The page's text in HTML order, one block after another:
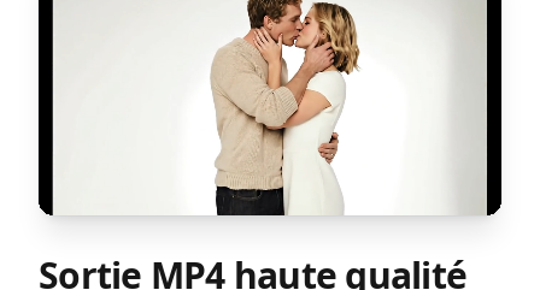
Sortie MP4 haute qualité